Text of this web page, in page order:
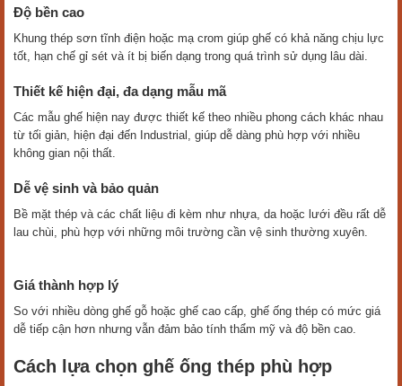
Độ bền cao
Khung thép sơn tĩnh điện hoặc mạ crom giúp ghế có khả năng chịu lực
tốt, hạn chế gỉ sét và ít bị biến dạng trong quá trình sử dụng lâu dài.
Thiết kế hiện đại, đa dạng mẫu mã
Các mẫu ghế hiện nay được thiết kế theo nhiều phong cách khác nhau
từ tối giản, hiện đại đến Industrial, giúp dễ dàng phù hợp với nhiều
không gian nội thất.
Dễ vệ sinh và bảo quản
Bề mặt thép và các chất liệu đi kèm như nhựa, da hoặc lưới đều rất dễ
lau chùi, phù hợp với những môi trường cần vệ sinh thường xuyên.
Giá thành hợp lý
So với nhiều dòng ghế gỗ hoặc ghế cao cấp, ghế ống thép có mức giá
dễ tiếp cận hơn nhưng vẫn đảm bảo tính thẩm mỹ và độ bền cao.
Cách lựa chọn ghế ống thép phù hợp